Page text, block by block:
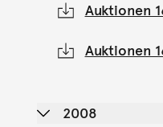
Auktionen
Auktionen
2008